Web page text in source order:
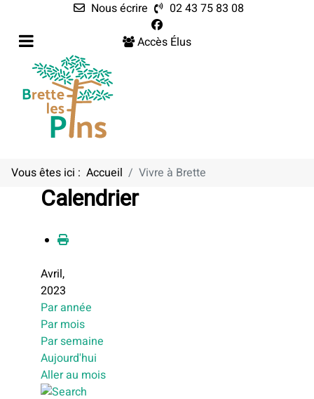
Nous écrire
02 43 75 83 08
Accès Élus
Vous êtes ici : Accueil Vivre à Brette
Calendrier
Avril,
2023
Par année
Par mois
Par semaine
Aujourd'hui
Aller au mois